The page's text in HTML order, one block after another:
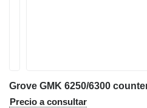
Grove GMK 6250/6300
Precio a consultar